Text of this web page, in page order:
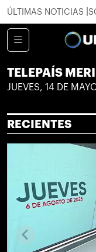
ÚLTIMAS NOTICIAS
TELEPAÍS
JUEVES, 14 DE
RECIENTES